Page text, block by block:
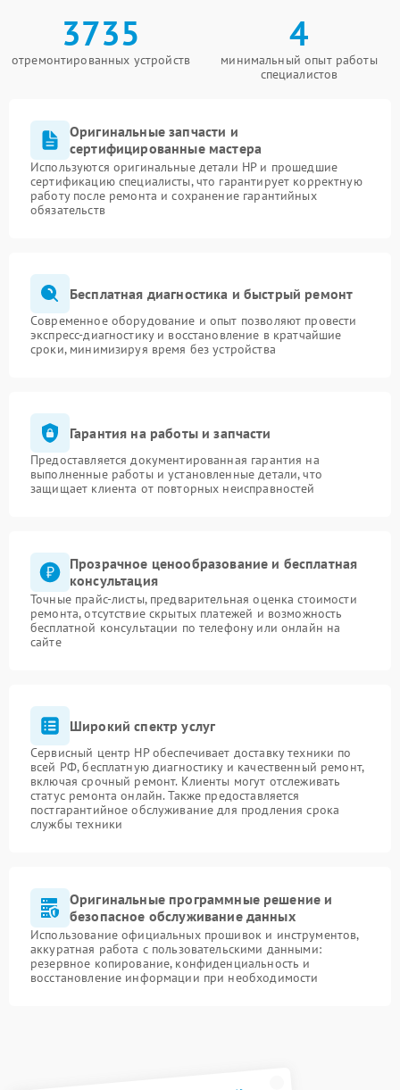
3735
отремонтированных устройств
4
минимальный опыт работы
специалистов
Оригинальные запчасти и
сертифицированные мастера
Используются оригинальные детали HP и прошедшие
сертификацию специалисты, что гарантирует корректную
работу после ремонта и сохранение гарантийных
обязательств
Бесплатная диагностика и быстрый ремонт
Современное оборудование и опыт позволяют провести
экспресс-диагностику и восстановление в кратчайшие
сроки, минимизируя время без устройства
Гарантия на работы и запчасти
Предоставляется документированная гарантия на
выполненные работы и установленные детали, что
защищает клиента от повторных неисправностей
Прозрачное ценообразование и бесплатная
консультация
Точные прайс-листы, предварительная оценка стоимости
ремонта, отсутствие скрытых платежей и возможность
бесплатной консультации по телефону или онлайн на
сайте
Широкий спектр услуг
Сервисный центр HP обеспечивает доставку техники по
всей РФ, бесплатную диагностику и качественный ремонт,
включая срочный ремонт. Клиенты могут отслеживать
статус ремонта онлайн. Также предоставляется
постгарантийное обслуживание для продления срока
службы техники
Оригинальные программные решение и
безопасное обслуживание данных
Использование официальных прошивок и инструментов,
аккуратная работа с пользовательскими данными:
резервное копирование, конфиденциальность и
восстановление информации при необходимости